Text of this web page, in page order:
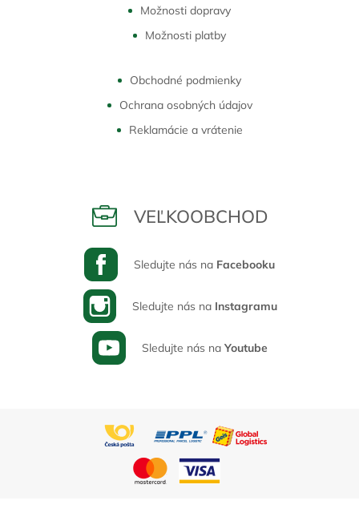
Možnosti dopravy
Možnosti platby
Obchodné podmienky
Ochrana osobných údajov
Reklamácie a vrátenie
VEĽKOOBCHOD
Sledujte nás na Facebooku
Sledujte nás na Instagramu
Sledujte nás na Youtube